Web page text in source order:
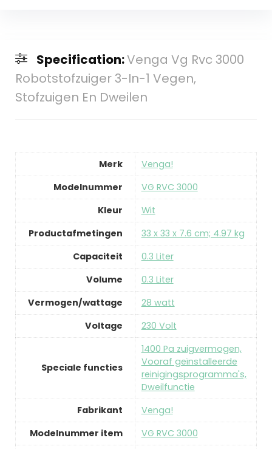
Specification:Venga Vg Rvc 3000
Robotstofzuiger 3-In-1 Vegen,
Stofzuigen En Dweilen
Merk
‎Venga!
Modelnummer
‎VG RVC 3000
Kleur
‎Wit
Productafmetingen
‎33 x 33 x 7.6 cm; 4.97 kg
Capaciteit
‎0.3 Liter
Volume
‎0.3 Liter
Vermogen/wattage
‎28 watt
Voltage
‎230 Volt
Speciale functies
‎1400 Pa zuigvermogen,
Vooraf geïnstalleerde
reinigingsprogramma's,
Dweilfunctie
Fabrikant
‎Venga!
Modelnummer item
‎VG RVC 3000